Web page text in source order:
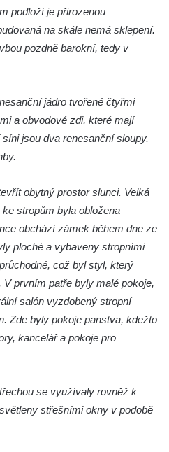
(zámek Doubí)
muzeum)
Nepomuckého
podloží je přirozenou
na skále nemá sklepení.
pozdně barokní, tedy v
jádro tvořené čtyřmi
a obvodové zdi, které mají
jsou dva renesanční sloupy,
obytný prostor slunci. Velká
stropům byla obložena
obchází zámek během dne ze
ploché a vybaveny stropními
což byl styl, který
V prvním patře byly malé pokoje,
salón vyzdobený stropní
Zde byly pokoje panstva, kdežto
kancelář a pokoje pro
se využívaly rovněž k
střešními okny v podobě